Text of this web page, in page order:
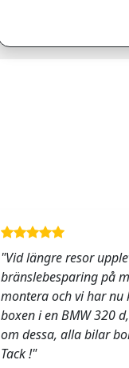
"Vid längre resor
bränslebesparing på
montera och vi har
boxen i en BMW 320
om dessa, alla bilar
Tack !"